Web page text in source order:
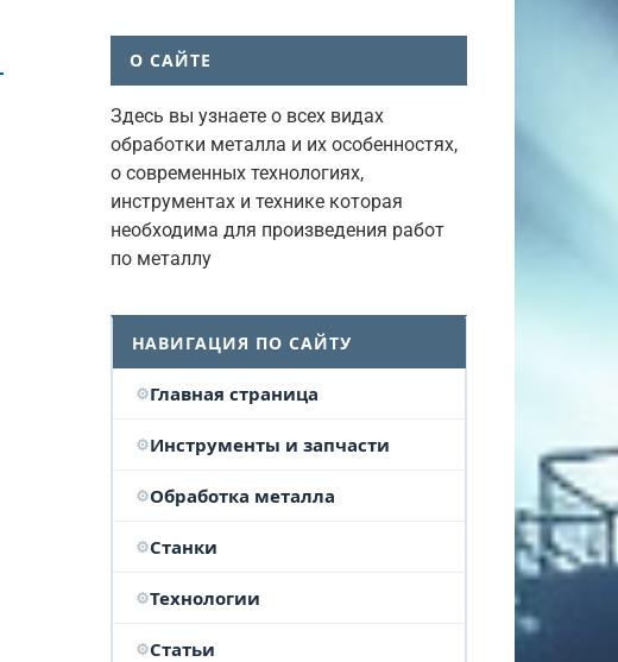
О САЙТЕ
Здесь вы узнаете о всех видах
обработки металла и их особенностях,
о современных технологиях,
инструментах и технике которая
необходима для произведения работ
по металлу
НАВИГАЦИЯ ПО САЙТУ
Главная страница
Инструменты и запчасти
Обработка металла
Станки
Технологии
Статьи